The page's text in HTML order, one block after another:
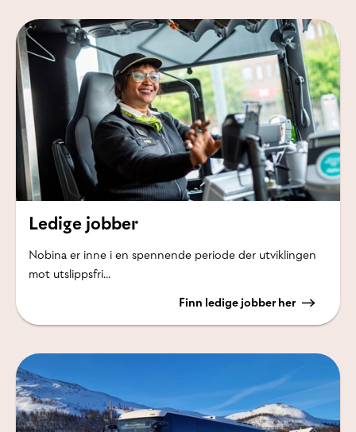
Ledige jobber
Nobina er inne i en spennende periode der utviklingen
mot utslippsfri...
Finn ledige jobber her